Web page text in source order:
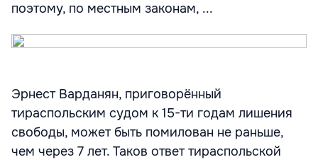
поэтому, по местным законам, ...
Эрнест Варданян, приговорённый
тираспольским судом к 15-ти годам лишения
свободы, может быть помилован не раньше,
чем через 7 лет. Таков ответ тираспольской